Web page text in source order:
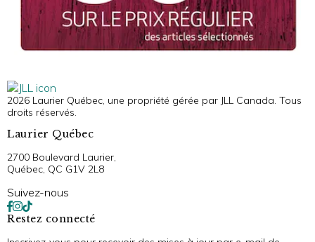
2026 Laurier Québec, une propriété gérée par JLL Canada. Tous
droits réservés.
Laurier Québec
2700 Boulevard Laurier,
Québec, QC G1V 2L8
Suivez-nous
Restez connecté